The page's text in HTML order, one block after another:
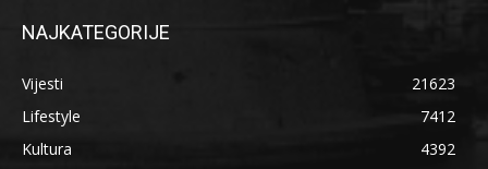
NAJKATEGORIJE
Vijesti
21623
Lifestyle
7412
Kultura
4392